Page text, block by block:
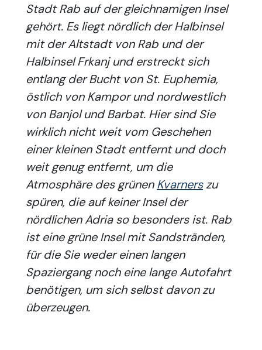
Stadt Rab auf der gleichnamigen Insel
gehört. Es liegt nördlich der Halbinsel
mit der Altstadt von Rab und der
Halbinsel Frkanj und erstreckt sich
entlang der Bucht von St. Euphemia,
östlich von Kampor und nordwestlich
von Banjol und Barbat. Hier sind Sie
wirklich nicht weit vom Geschehen
einer kleinen Stadt entfernt und doch
weit genug entfernt, um die
Atmosphäre des grünenKvarnerszu
spüren, die auf keiner Insel der
nördlichen Adria so besonders ist. Rab
ist eine grüne Insel mit Sandstränden,
für die Sie weder einen langen
Spaziergang noch eine lange Autofahrt
benötigen, um sich selbst davon zu
überzeugen.